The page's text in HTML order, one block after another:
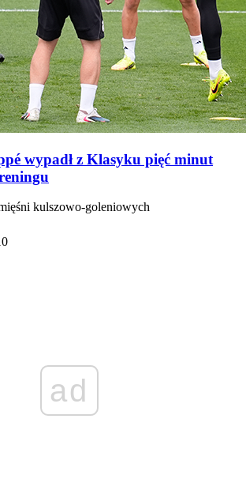
wypadł z Klasyku pięć minut
kulszowo-goleniowych
ad